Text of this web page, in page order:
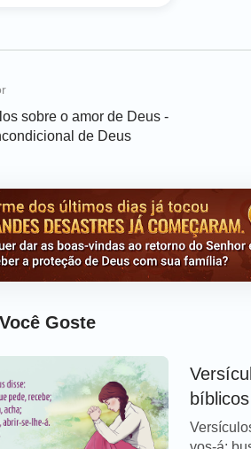
o meu coração salta de prazer, e
não nos deu o espírito de
relacionados:
da Bíblia sobre humildade
sobre o amor de Deus -
de Deus
Goste
bíblicos